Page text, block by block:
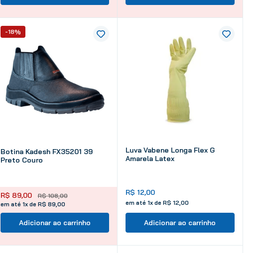
Botina Kadesh FX35201 39
Preto Couro
R$ 108,00
R$ 89,00
em até 1x de R$ 89,00
-18%
Adicionar ao carrinho
Luva Vabene Longa Flex G
Amarela Latex
R$ 12,00
em até 1x de R$ 12,00
Adicionar ao carrinho